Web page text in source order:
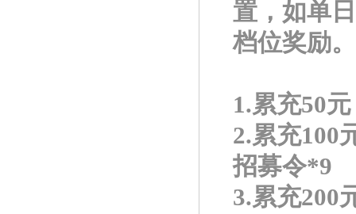
置，如单
档位奖励。
1.累充50
2.累充100
招募令*9
3.累充200